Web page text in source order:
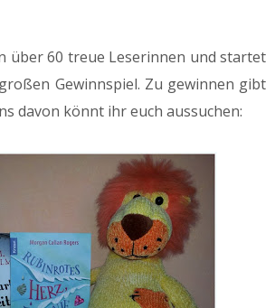
über 60 treue Leserinnen und startet
Gewinnspiel. Zu gewinnen gibt
davon könnt ihr euch aussuchen: